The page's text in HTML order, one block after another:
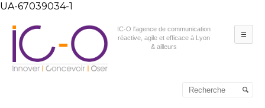
UA-67039034-1
IC-O l'agence de communication
réactive, agile et efficace à Lyon
& ailleurs
secondaire